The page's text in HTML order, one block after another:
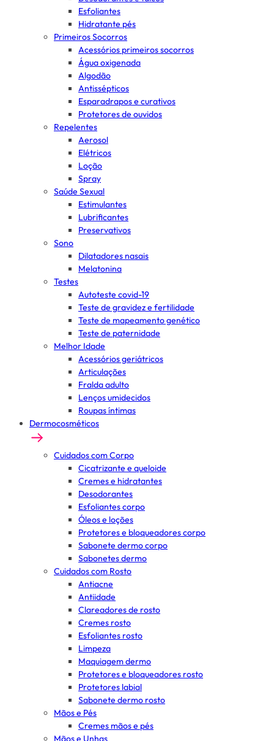
Esfoliantes
Hidratante pés
Primeiros Socorros
Acessórios primeiros socorros
Água oxigenada
Algodão
Antissépticos
Esparadrapos e curativos
Protetores de ouvidos
Repelentes
Aerosol
Elétricos
Loção
Spray
Saúde Sexual
Estimulantes
Lubrificantes
Preservativos
Sono
Dilatadores nasais
Melatonina
Testes
Autoteste covid-19
Teste de gravidez e fertilidade
Teste de mapeamento genético
Teste de paternidade
Melhor Idade
Acessórios geriátricos
Articulações
Fralda adulto
Lenços umidecidos
Roupas íntimas
Dermocosméticos
Cuidados com Corpo
Cicatrizante e queloide
Cremes e hidratantes
Desodorantes
Esfoliantes corpo
Óleos e loções
Protetores e bloqueadores corpo
Sabonete dermo corpo
Sabonetes dermo
Cuidados com Rosto
Antiacne
Antiidade
Clareadores de rosto
Cremes rosto
Esfoliantes rosto
Limpeza
Maquiagem dermo
Protetores e bloqueadores rosto
Protetores labial
Sabonete dermo rosto
Mãos e Pés
Cremes mãos e pés
Mãos e Unhas